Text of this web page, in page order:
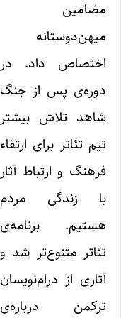
مضامین
میهن‌دوستانه
اختصاص داد. در
دوره‌ی پس از جنگ
شاهد تلاش بیشتر
تیم تئاتر برای ارتقاء
فرهنگ و ارتباط آثار
با زندگی مردم
هستیم. برنامه‌ی
تئاتر متنوع‌تر شد و
آثاری از درام‌نویسان
ترکمن درباره‌ی